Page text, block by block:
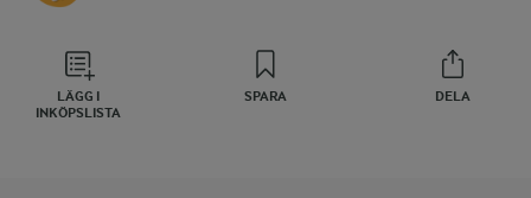
LÄGG I
INKÖPSLISTA
SPARA DELA